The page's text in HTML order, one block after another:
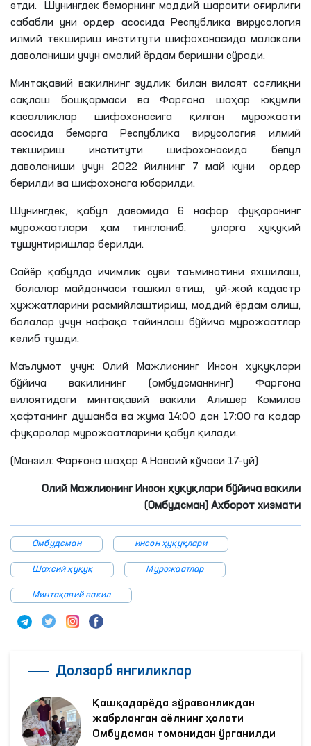
этди. Шунингдек беморнинг моддий шароити оғирлиги
сабабли уни ордер асосида Республика вирусология
илмий текшириш институти шифохонасида малакали
даволаниши учун амалий ёрдам беришни сўради.
Минтақавий вакилнинг зудлик билан вилоят соғлиқни
сақлаш бошқармаси ва Фарғона шаҳар юқумли
касалликлар шифохонасига қилган мурожаати
асосида беморга Республика вирусология илмий
текшириш институти шифохонасида бепул
даволаниши учун 2022 йилнинг 7 май куни ордер
берилди ва шифохонага юборилди.
Шунингдек, қабул давомида 6 нафар фуқаронинг
мурожаатлари ҳам тингланиб, уларга ҳуқуқий
тушунтиришлар берилди.
Сайёр қабулда ичимлик суви таъминотини яхшилаш,
болалар майдончаси ташкил этиш, уй-жой кадастр
ҳужжатларини расмийлаштириш, моддий ёрдам олиш,
болалар учун нафақа тайинлаш бўйича мурожаатлар
келиб тушди.
Маълумот учун: Олий Мажлиснинг Инсон ҳуқуқлари
бўйича вакилининг (омбудсманнинг) Фарғона
вилоятидаги минтақавий вакили Алишер Комилов
ҳафтанинг душанба ва жума 14:00 дан 17:00га қадар
фуқаролар мурожаатларини қабул қилади.
(Манзил: Фарғона шаҳар А.Навоий кўчаси 17-уй)
Олий Мажлиснинг Инсон ҳуқуқлари бўйича вакили
(Омбудсман) Ахборот хизмати
Омбудсман инсон ҳуқуқлари
Шахсий ҳуқуқ Мурожаатлар
Минтақавий вакил
Долзарб янгиликлар
Қашқадарёда зўравонликдан
жабрланган аёлнинг ҳолати
Омбудсман томонидан ўрганилди